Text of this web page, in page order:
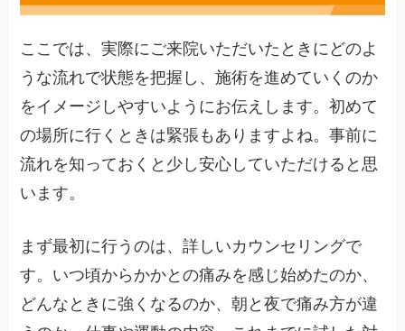
ここでは、実際にご来院いただいたときにどのよ
うな流れで状態を把握し、施術を進めていくのか
をイメージしやすいようにお伝えします。初めて
の場所に行くときは緊張もありますよね。事前に
流れを知っておくと少し安心していただけると思
います。
まず最初に行うのは、詳しいカウンセリングで
す。いつ頃からかかとの痛みを感じ始めたのか、
どんなときに強くなるのか、朝と夜で痛み方が違